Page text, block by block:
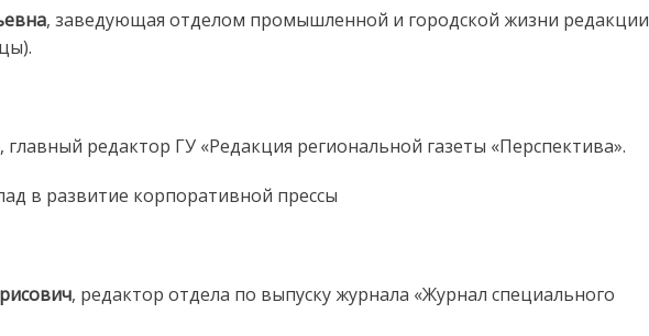
, заведующая отделом промышленной и городской жизни редакции
, главный редактор ГУ «Редакция региональной газеты «Перспектива».
в развитие корпоративной прессы
, редактор отдела по выпуску журнала «Журнал специального